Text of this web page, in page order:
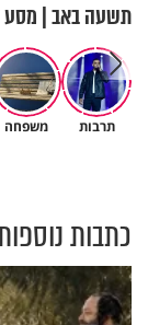
תשעה באב | מסע
תרבות משפחה
מדוע האמונה
כתבות